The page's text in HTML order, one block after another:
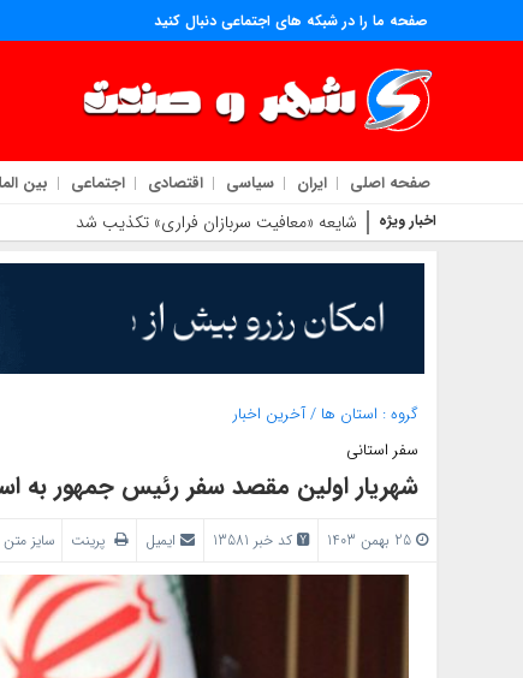
صفحه ما را در شبکه های اجتماعی دنبال کنید
صفحه اصلی ایران سیاسی اقتصادی اجتماعی بین
اخبار ویژه شایعه «معافیت سربازان فراری» تکذیب شد
گروه : استان ها /آخرین اخبار
سفر استانی
شهریار اولین مقصد سفر رئیس جمهور به
کد خبر 13581 ایمیل پرینت سایز متن